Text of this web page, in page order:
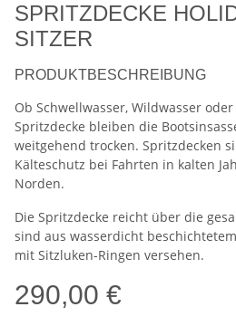
SPRITZDECKE
SITZER
PRODUKTBESCHREIBUNG
Ob Schwellwasser, Wildwasser
Spritzdecke bleiben die
weitgehend trocken. Spritzdecken
Kälteschutz bei Fahrten in kalten
Norden.
Die Spritzdecke reicht über die
sind aus wasserdicht
mit Sitzluken-Ringen versehen.
290,00 €